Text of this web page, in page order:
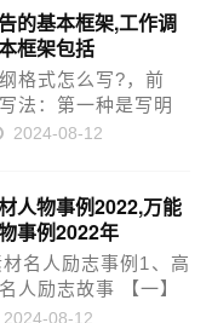
：通过这项活动，
劳动的光荣和工
的基本框架,工作调
框架包括
格式怎么写?，前
法：第一种是写明
目的、时间和地
中心问题或基本结
告提纲格式有：传
2024-08-12
人物事例2022,万能
事例2022年
名人励志事例1、高
人励志故事 【一】
传》讲述了阿甘由
2024-08-12